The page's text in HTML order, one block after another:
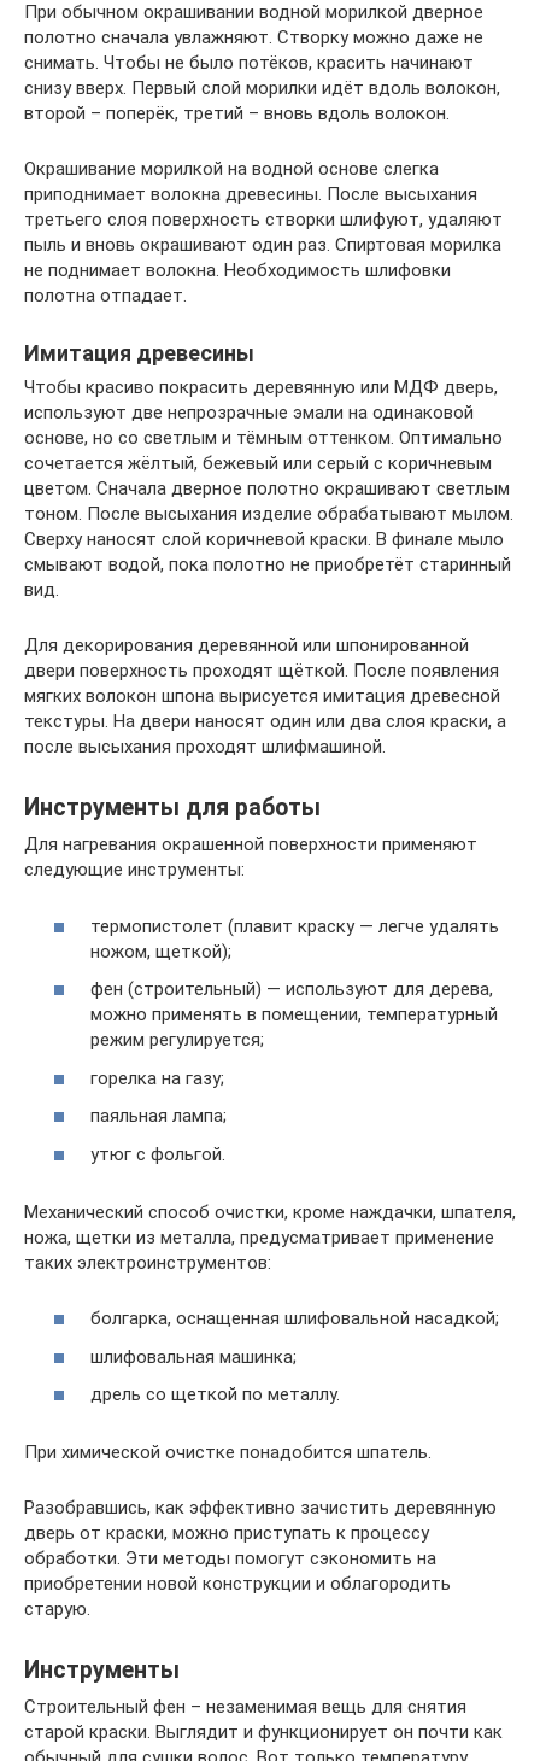
При обычном окрашивании водной морилкой дверное
полотно сначала увлажняют. Створку можно даже не
снимать. Чтобы не было потёков, красить начинают
снизу вверх. Первый слой морилки идёт вдоль волокон,
второй – поперёк, третий – вновь вдоль волокон.
Окрашивание морилкой на водной основе слегка
приподнимает волокна древесины. После высыхания
третьего слоя поверхность створки шлифуют, удаляют
пыль и вновь окрашивают один раз. Спиртовая морилка
не поднимает волокна. Необходимость шлифовки
полотна отпадает.
Имитация древесины
Чтобы красиво покрасить деревянную или МДФ дверь,
используют две непрозрачные эмали на одинаковой
основе, но со светлым и тёмным оттенком. Оптимально
сочетается жёлтый, бежевый или серый с коричневым
цветом. Сначала дверное полотно окрашивают светлым
тоном. После высыхания изделие обрабатывают мылом.
Сверху наносят слой коричневой краски. В финале мыло
смывают водой, пока полотно не приобретёт старинный
вид.
Для декорирования деревянной или шпонированной
двери поверхность проходят щёткой. После появления
мягких волокон шпона вырисуется имитация древесной
текстуры. На двери наносят один или два слоя краски, а
после высыхания проходят шлифмашиной.
Инструменты для работы
Для нагревания окрашенной поверхности применяют
следующие инструменты:
термопистолет (плавит краску — легче удалять
ножом, щеткой);
фен (строительный) — используют для дерева,
можно применять в помещении, температурный
режим регулируется;
горелка на газу;
паяльная лампа;
утюг с фольгой.
Механический способ очистки, кроме наждачки, шпателя,
ножа, щетки из металла, предусматривает применение
таких электроинструментов:
болгарка, оснащенная шлифовальной насадкой;
шлифовальная машинка;
дрель со щеткой по металлу.
При химической очистке понадобится шпатель.
Разобравшись, как эффективно зачистить деревянную
дверь от краски, можно приступать к процессу
обработки. Эти методы помогут сэкономить на
приобретении новой конструкции и облагородить
старую.
Инструменты
Строительный фен – незаменимая вещь для снятия
старой краски. Выглядит и функционирует он почти как